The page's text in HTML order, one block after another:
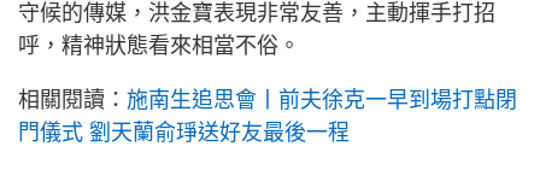
守候的傳媒，洪金寶表現非常友善，主動揮手打招
呼，精神狀態看來相當不俗。
相關閱讀： 施南生追思會丨前夫徐克一早到場打點閉
門儀式 劉天蘭俞琤送好友最後一程